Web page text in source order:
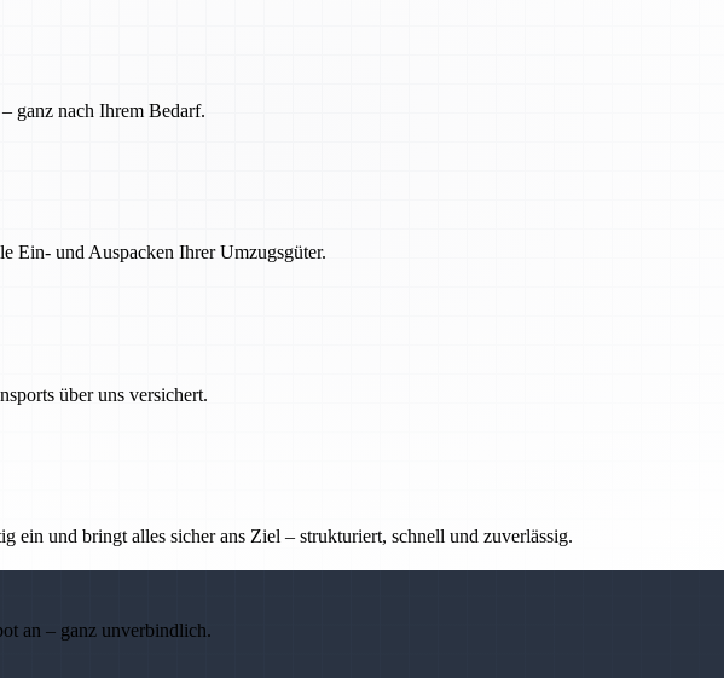
ganz nach Ihrem Bedarf.
Ein- und Auspacken Ihrer Umzugsgüter.
über uns versichert.
ein und bringt alles sicher ans Ziel – strukturiert, schnell und zuverlässig.
an – ganz unverbindlich.